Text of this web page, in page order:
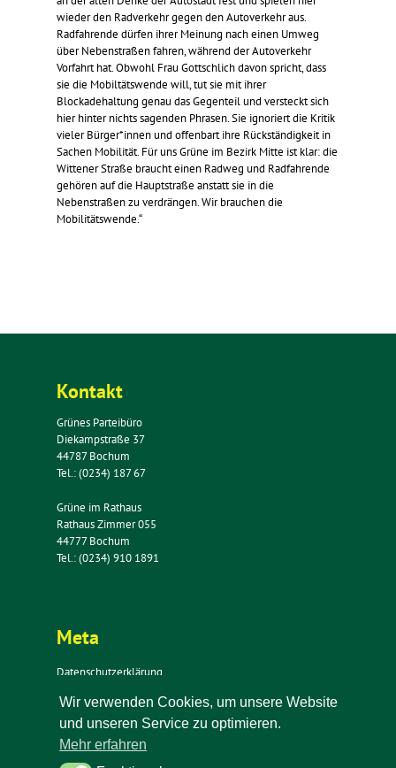
wieder den Radverkehr gegen den Autoverkehr aus.
Radfahrende dürfen ihrer Meinung nach einen Umweg
über Nebenstraßen fahren, während der Autoverkehr
Vorfahrt hat. Obwohl Frau Gottschlich davon spricht, dass
sie die Mobiltätswende will, tut sie mit ihrer
Blockadehaltung genau das Gegenteil und versteckt sich
hier hinter nichts sagenden Phrasen. Sie ignoriert die Kritik
vieler Bürger*innen und offenbart ihre Rückständigkeit in
Sachen Mobilität. Für uns Grüne im Bezirk Mitte ist klar: die
Wittener Straße braucht einen Radweg und Radfahrende
gehören auf die Hauptstraße anstatt sie in die
Nebenstraßen zu verdrängen. Wir brauchen die
Mobilitätswende.“
Kontakt
Grünes Parteibüro
Diekampstraße 37
44787 Bochum
Tel.: (0234) 187 67
Grüne im Rathaus
Rathaus Zimmer 055
44777 Bochum
Tel.: (0234) 910 1891
Meta
Datenschutzerklärung
Impressum
Kontakt
Newsletter
Wir verwenden Cookies, um unsere Website
und unseren Service zu optimieren.
Mehr erfahren